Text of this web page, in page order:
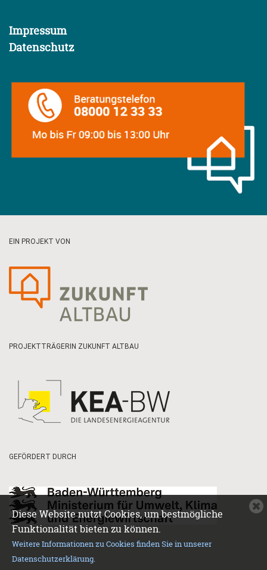
Diese Website nutzt Cookies, um bestmögliche
Funktionalität bieten zu können.
Weitere Informationen zu Cookies finden Sie in unserer
Datenschutzerklärung.
Impressum
Datenschutz
EIN PROJEKT VON
PROJEKTTRÄGERIN ZUKUNFT ALTBAU
GEFÖRDERT DURCH